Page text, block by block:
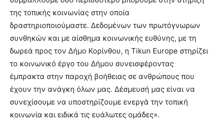
της τοπικής κοινωνίας στην οποία
δραστηριοποιούμαστε. Δεδομένων των πρωτόγνωρων
συνθηκών και με αίσθημα κοινωνικής ευθύνης, με τη
δωρεά προς τον Δήμο Κορίνθου, η Tikun Europe στηρίζει
το κοινωνικό έργο του Δήμου συνεισφέροντας
έμπρακτα στην παροχή βοήθειας σε ανθρώπους που
έχουν την ανάγκη όλων μας. Δέσμευσή μας είναι να
συνεχίσουμε να υποστηρίζουμε ενεργά την τοπική
κοινωνία και ειδικά τις ευάλωτες ομάδες».